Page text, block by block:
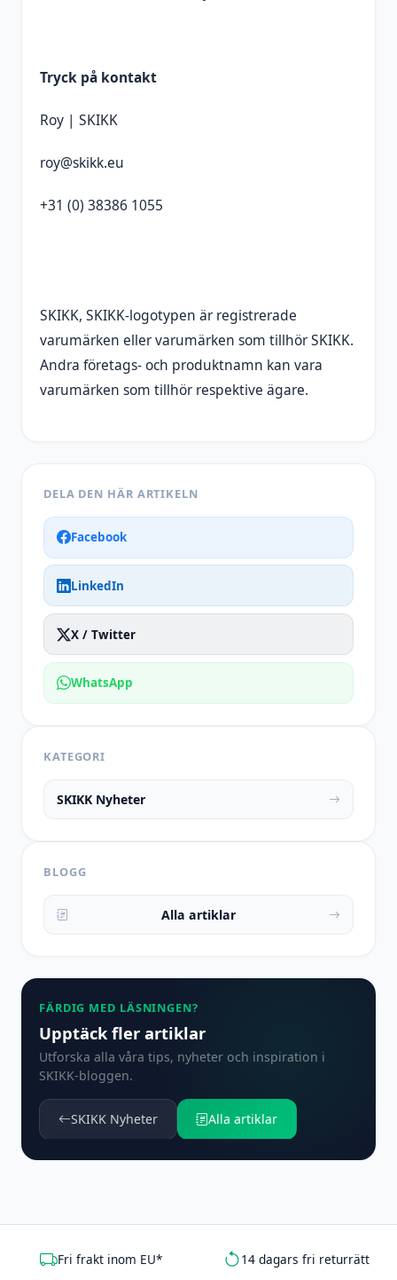
Tryck på kontakt
Roy | SKIKK
roy@skikk.eu
+31 (0) 38386 1055
SKIKK, SKIKK-logotypen är registrerade
varumärken eller varumärken som tillhör SKIKK.
Andra företags- och produktnamn kan vara
varumärken som tillhör respektive ägare.
DELA DEN HÄR ARTIKELN
Facebook
LinkedIn
X / Twitter
WhatsApp
KATEGORI
SKIKK Nyheter
BLOGG
Alla artiklar
FÄRDIG MED LÄSNINGEN?
Upptäck fler artiklar
Utforska alla våra tips, nyheter och inspiration i
SKIKK-bloggen.
SKIKK Nyheter Alla artiklar
Fri frakt inom EU* 14 dagars fri returrätt